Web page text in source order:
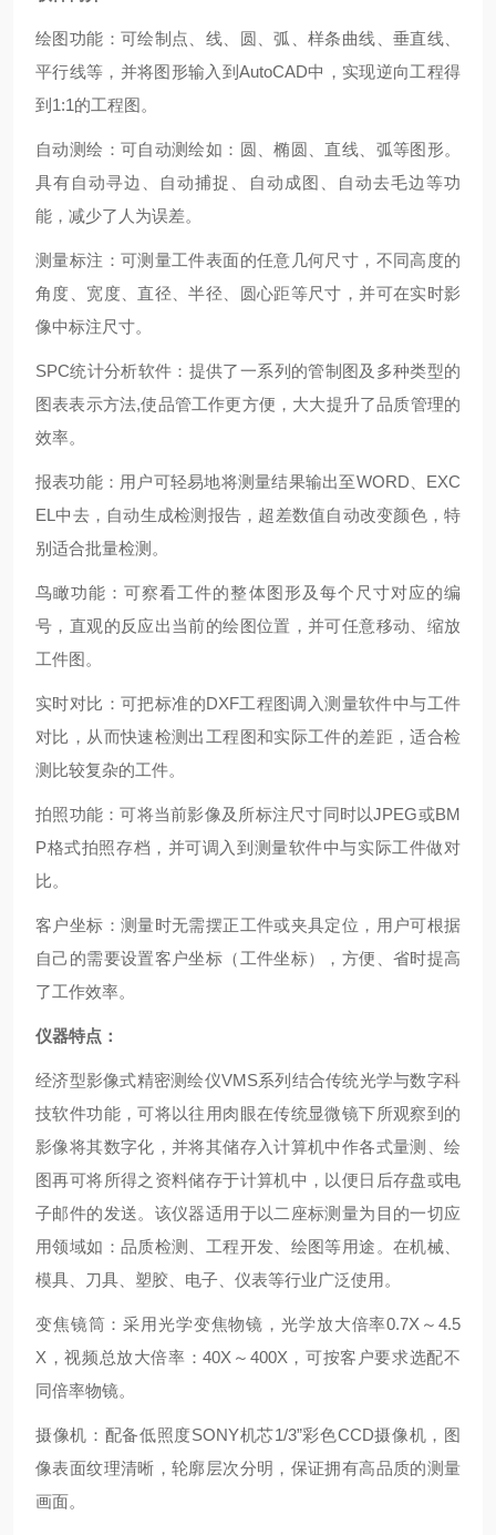
绘图功能：可绘制点、线、圆、弧、样条曲线、垂直线、
平行线等，并将图形输入到AutoCAD中，实现逆向工程得
到1:1的工程图。
自动测绘：可自动测绘如：圆、椭圆、直线、弧等图形。
具有自动寻边、自动捕捉、自动成图、自动去毛边等功
能，减少了人为误差。
测量标注：可测量工件表面的任意几何尺寸，不同高度的
角度、宽度、直径、半径、圆心距等尺寸，并可在实时影
像中标注尺寸。
SPC统计分析软件：提供了一系列的管制图及多种类型的
图表表示方法,使品管工作更方便，大大提升了品质管理的
效率。
报表功能：用户可轻易地将测量结果输出至WORD、EXC
EL中去，自动生成检测报告，超差数值自动改变颜色，特
别适合批量检测。
鸟瞰功能：可察看工件的整体图形及每个尺寸对应的编
号，直观的反应出当前的绘图位置，并可任意移动、缩放
工件图。
实时对比：可把标准的DXF工程图调入测量软件中与工件
对比，从而快速检测出工程图和实际工件的差距，适合检
测比较复杂的工件。
拍照功能：可将当前影像及所标注尺寸同时以JPEG或BM
P格式拍照存档，并可调入到测量软件中与实际工件做对
比。
客户坐标：测量时无需摆正工件或夹具定位，用户可根据
自己的需要设置客户坐标（工件坐标），方便、省时提高
了工作效率。
仪器特点：
经济型影像式精密测绘仪VMS系列结合传统光学与数字科
技软件功能，可将以往用肉眼在传统显微镜下所观察到的
影像将其数字化，并将其储存入计算机中作各式量测、绘
图再可将所得之资料储存于计算机中，以便日后存盘或电
子邮件的发送。该仪器适用于以二座标测量为目的一切应
用领域如：品质检测、工程开发、绘图等用途。在机械、
模具、刀具、塑胶、电子、仪表等行业广泛使用。
变焦镜筒：采用光学变焦物镜，光学放大倍率0.7X～4.5
X，视频总放大倍率：40X～400X，可按客户要求选配不
同倍率物镜。
摄像机：配备低照度SONY机芯1/3”彩色CCD摄像机，图
像表面纹理清晰，轮廓层次分明，保证拥有高品质的测量
画面。